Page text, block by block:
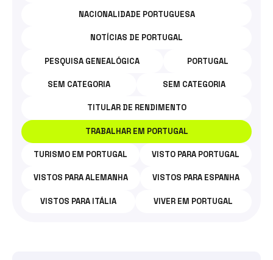
NACIONALIDADE PORTUGUESA
NOTÍCIAS DE PORTUGAL
PESQUISA GENEALÓGICA PORTUGAL
SEM CATEGORIA SEM CATEGORIA
TITULAR DE RENDIMENTO
TRABALHAR EM PORTUGAL
TURISMO EM PORTUGAL VISTO PARA PORTUGAL
VISTOS PARA ALEMANHA VISTOS PARA ESPANHA
VISTOS PARA ITÁLIA VIVER EM PORTUGAL